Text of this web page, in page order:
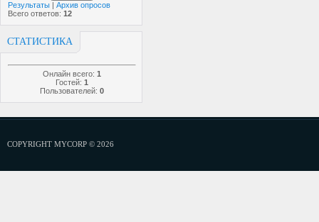
Результаты | Архив опросов
Всего ответов: 12
СТАТИСТИКА
Онлайн всего: 1
Гостей: 1
Пользователей: 0
COPYRIGHT MYCORP © 2026